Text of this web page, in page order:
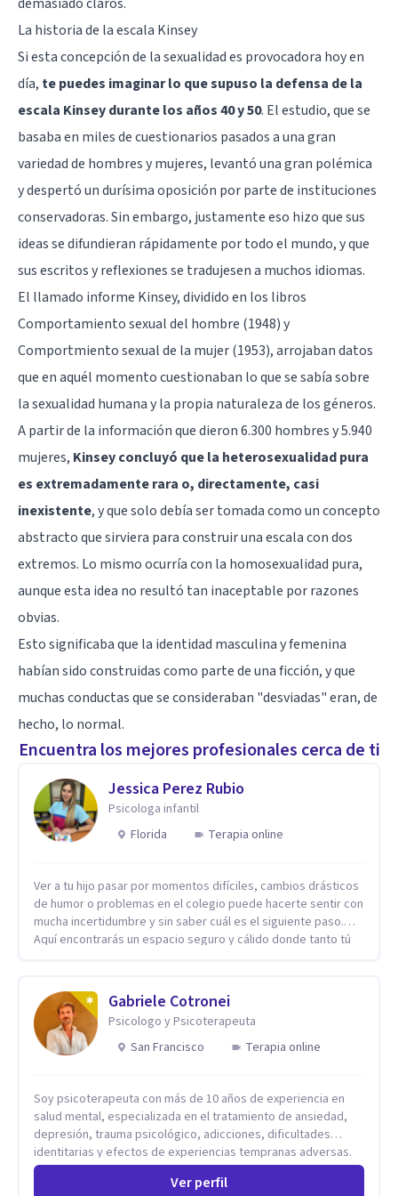
La historia de la escala Kinsey
Si esta concepción de la sexualidad es provocadora hoy en
día, te puedes imaginar lo que supuso la defensa de la
escala Kinsey durante los años 40 y 50. El estudio, que se
basaba en miles de cuestionarios pasados a una gran
variedad de hombres y mujeres, levantó una gran polémica
y despertó un durísima oposición por parte de instituciones
conservadoras. Sin embargo, justamente eso hizo que sus
ideas se difundieran rápidamente por todo el mundo, y que
sus escritos y reflexiones se tradujesen a muchos idiomas.
El llamado informe Kinsey, dividido en los libros
Comportamiento sexual del hombre (1948)y
Comportmiento sexual de la mujer (1953), arrojaban datos
que en aquél momento cuestionaban lo que se sabía sobre
la sexualidad humana y la propia naturaleza de los géneros.
A partir de la información que dieron 6.300 hombres y 5.940
mujeres, Kinsey concluyó que la heterosexualidad pura
es extremadamente rara o, directamente, casi
inexistente, y que solo debía ser tomada como un concepto
abstracto que sirviera para construir una escala con dos
extremos. Lo mismo ocurría con la homosexualidad pura,
aunque esta idea no resultó tan inaceptable por razones
obvias.
Esto significaba que la identidad masculina y femenina
habían sido construidas como parte de una ficción, y que
muchas conductas que se consideraban "desviadas" eran, de
hecho, lo normal.
Encuentra los mejores profesionales cerca de ti
Jessica Perez Rubio
Psicologa infantil
Florida
Terapia online
Ver a tu hijo pasar por momentos difíciles, cambios drásticos
de humor o problemas en el colegio puede hacerte sentir con
mucha incertidumbre y sin saber cuál es el siguiente paso.
Aquí encontrarás un espacio seguro y cálido donde tanto tú
casa. Me especializo en guiar a familias a través de
herramientas prácticas y dinámicas adaptadas a la edad de
cada menor, dejando de lado las etiquetas y los tecnicismos.
Mi forma de trabajar se centra en entender las emociones
fortaleciendo la comunicación entre ustedes. Acompaño a
niños y adolescentes que están lidiando con la ansiedad, la
timidez, la rebeldía o dificultades escolares, así como a
padres que buscan orientación y pautas claras para educar
sin perder la paciencia ni el control. Si estás listo para dar el
primer paso hacia una convivencia familiar más armoniosa,
Gabriele Cotronei
Psicologo y Psicoterapeuta
San Francisco
Terapia online
Soy psicoterapeuta con más de 10 años de experiencia en
salud mental, especializada en el tratamiento de ansiedad,
depresión, trauma psicológico, adicciones, dificultades
identitarias y efectos de experiencias tempranas adversas.
Ofrezco un espacio terapéutico seguro, confidencial y
profundamente humano, donde el dolor emocional puede
Ver perfil